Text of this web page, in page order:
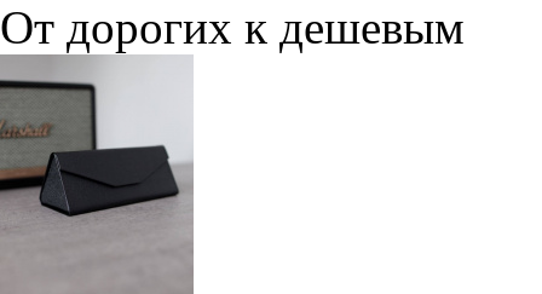
От дорогих к дешевым